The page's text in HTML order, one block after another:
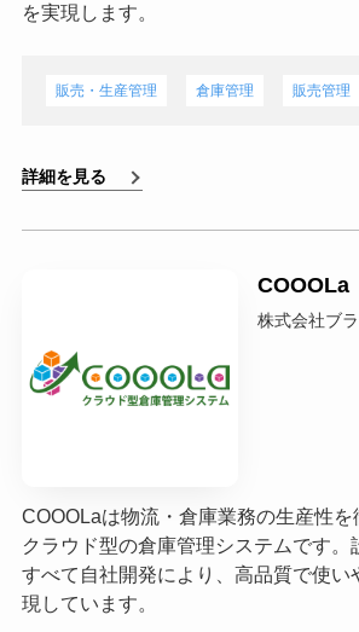
を実現します。
販売・生産管理 倉庫管理 販売管理
詳細を見る
COOOLa
株式会社ブ
COOOLaは物流・倉庫業務の生産性を
クラウド型の倉庫管理システムです。
すべて自社開発により、高品質で使い
現しています。